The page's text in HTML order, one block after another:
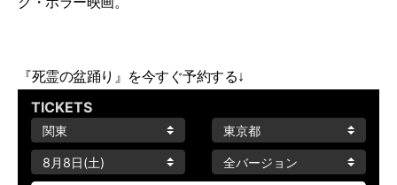
『死霊の盆踊り』を今すぐ予約する↓